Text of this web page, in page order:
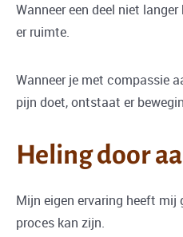
Wanneer een deel niet
er ruimte.
Wanneer je met compassie
pijn doet, ontstaat er
Heling door
Mijn eigen ervaring heeft mij
proces kan zijn.